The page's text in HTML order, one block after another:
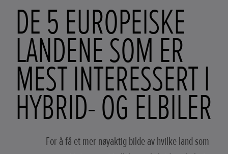
DE 5 EUROPEISKE
LANDENE SOM ER
MEST INTERESSERT I
HYBRID- OG ELBILER
For å få et mer nøyaktig bilde av hvilke land som